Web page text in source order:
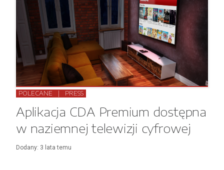
POLECANE PRESS
Aplikacja CDA Premium dostępna
w naziemnej telewizji cyfrowej
Dodany: 3 lata temu